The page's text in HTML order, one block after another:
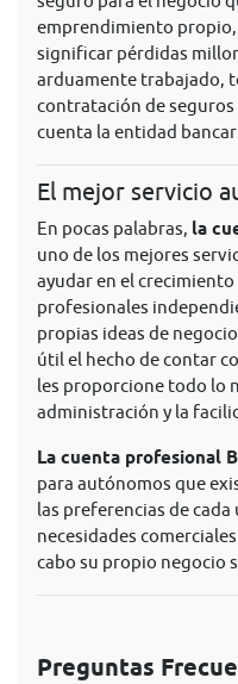
emprendimiento propio,
significar pérdidas
arduamente trabajado,
contratación de seguros
cuenta la entidad
El mejor servicio
En pocas palabras, la
uno de los mejores
ayudar en el
profesionales
propias ideas de
útil el hecho de contar
les proporcione todo lo
administración y la
La cuenta profesional
para autónomos que
las preferencias de
necesidades
cabo su propio
Preguntas